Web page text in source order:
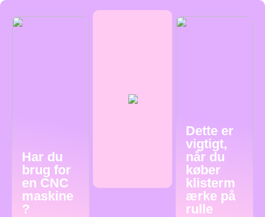
Har du
brug for
en CNC
maskine
?
Dette er
vigtigt,
når du
køber
klisterm
ærke på
rulle